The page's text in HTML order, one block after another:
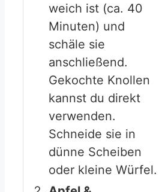
weich ist (ca. 40
Minuten) und
schäle sie
anschließend.
Gekochte Knollen
kannst du direkt
verwenden.
Schneide sie in
dünne Scheiben
oder kleine Würfel.